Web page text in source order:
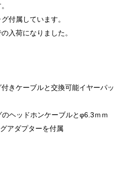
付属しています。
入荷になりました。
きケーブルと交換可能イヤーパッ
ヘッドホンケーブルとφ6.3ｍｍ
アダプターを付属